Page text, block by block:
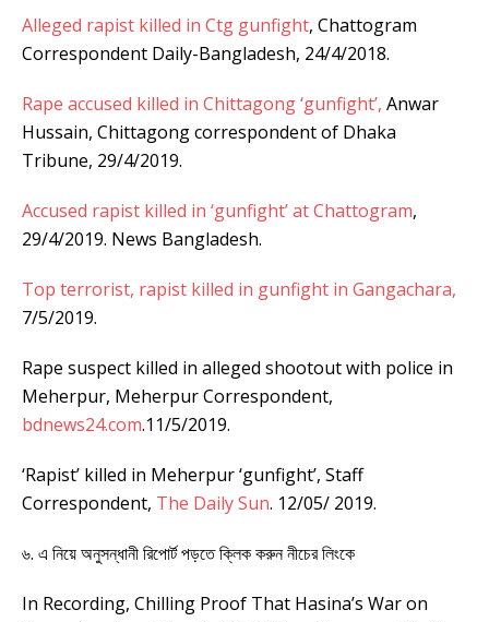
Alleged rapist killed in Ctg gunfight, Chattogram
Correspondent Daily-Bangladesh, 24/4/2018.
Rape accused killed in Chittagong ‘gunfight’, Anwar
Hussain, Chittagong correspondent of Dhaka
Tribune, 29/4/2019.
Accused rapist killed in ‘gunfight’ at Chattogram,
29/4/2019. News Bangladesh.
Top terrorist, rapist killed in gunfight in Gangachara,
7/5/2019.
Rape suspect killed in alleged shootout with police in
Meherpur, Meherpur Correspondent,
bdnews24.com.11/5/2019.
‘Rapist’ killed in Meherpur ‘gunfight’, Staff
Correspondent, The Daily Sun. 12/05/ 2019.
৬. এ নিয়ে অনুসন্ধানী রিপোর্ট পড়তে ক্লিক করুন নীচের লিংকে
In Recording, Chilling Proof That Hasina’s War on